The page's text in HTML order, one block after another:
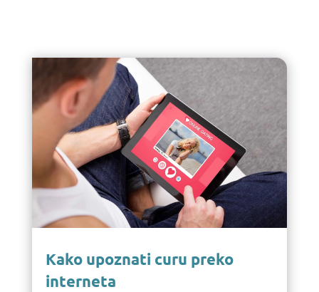
Kako upoznati curu preko
interneta